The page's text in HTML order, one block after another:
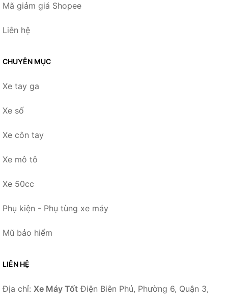
Mã giảm giá Shopee
Liên hệ
CHUYÊN MỤC
Xe tay ga
Xe số
Xe côn tay
Xe mô tô
Xe 50cc
Phụ kiện - Phụ tùng xe máy
Mũ bảo hiểm
LIÊN HỆ
Địa chỉ: Xe Máy Tốt Điện Biên Phủ, Phường 6, Quận 3,